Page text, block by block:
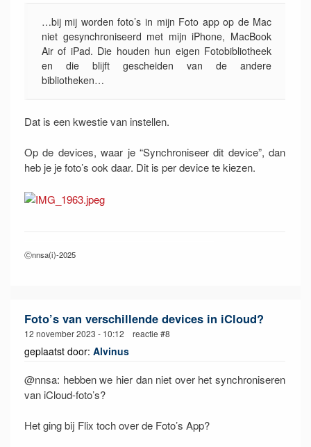
…bij mij worden foto’s in mijn Foto app op de Mac
niet gesynchroniseerd met mijn iPhone, MacBook
Air of iPad. Die houden hun eigen Fotobibliotheek
en die blijft gescheiden van de andere
bibliotheken…
Dat is een kwestie van instellen.
Op de devices, waar je “Synchroniseer dit device”, dan
heb je je foto’s ook daar. Dit is per device te kiezen.
Ⓒnnsa(i)-2025
Foto’s van verschillende devices in iCloud?
12 november 2023 - 10:12 reactie #8
geplaatst door: Alvinus
@nnsa: hebben we hier dan niet over het synchroniseren
van iCloud-foto’s?
Het ging bij Flix toch over de Foto’s App?